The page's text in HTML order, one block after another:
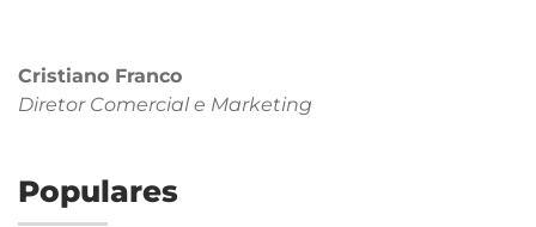
Cristiano Franco
Diretor Comercial e Marketing
Populares